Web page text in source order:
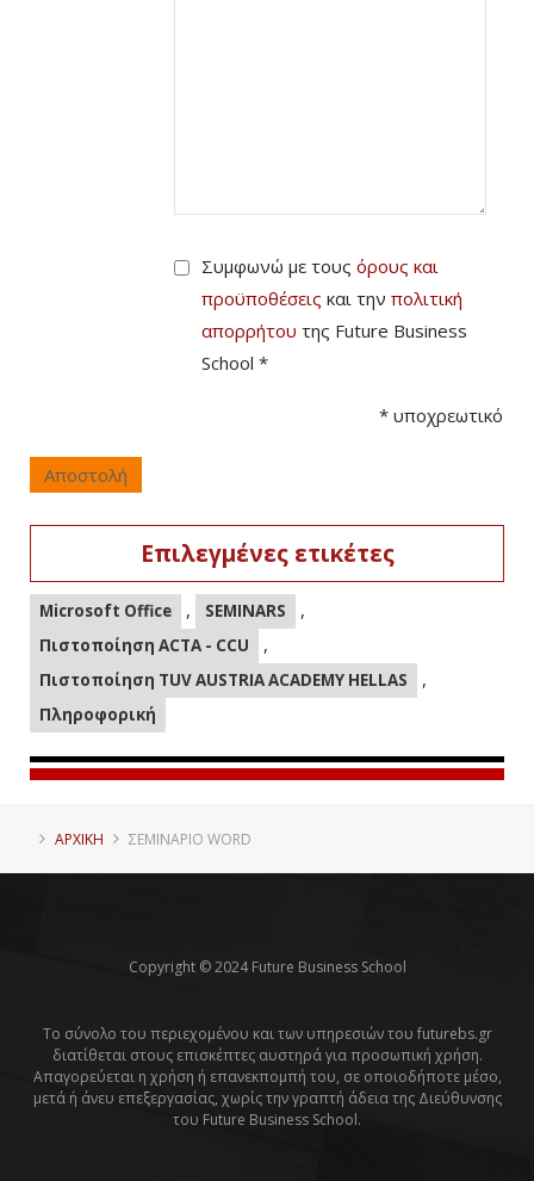
Συμφωνώ με τους όρους και
προϋποθέσεις και την πολιτική
απορρήτου της Future Business
School *
* υποχρεωτικό
Αποστολή
Επιλεγμένες ετικέτες
Microsoft Office , SEMINARS ,
Πιστοποίηση ACTA - CCU ,
Πιστοποίηση TUV AUSTRIA ACADEMY HELLAS ,
Πληροφορική
ΑΡΧΙΚΗ ΣΕΜΙΝΆΡΙΟ WORD
Copyright © 2024 Future Business School
Το σύνολο του περιεχομένου και των υπηρεσιών του futurebs.gr
διατίθεται στους επισκέπτες αυστηρά για προσωπική χρήση.
Απαγορεύεται η χρήση ή επανεκπομπή του, σε οποιοδήποτε μέσο,
μετά ή άνευ επεξεργασίας, χωρίς την γραπτή άδεια της Διεύθυνσης
του Future Business School.